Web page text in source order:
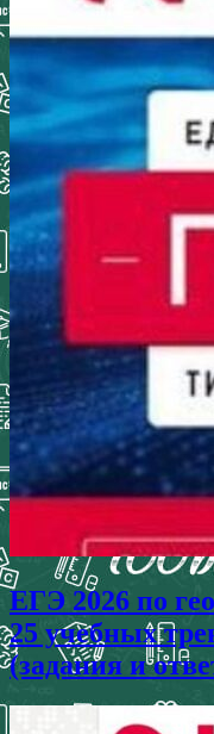
ЕГЭ 2026 по
25 учебных
(задания и